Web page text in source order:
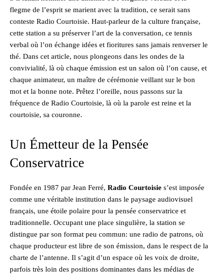
flegme de l’esprit se marient avec la tradition, ce serait sans
conteste Radio Courtoisie. Haut-parleur de la culture française,
cette station a su préserver l’art de la conversation, ce tennis
verbal où l’on échange idées et fioritures sans jamais renverser le
thé. Dans cet article, nous plongeons dans les ondes de la
convivialité, là où chaque émission est un salon où l’on cause, et
chaque animateur, un maître de cérémonie veillant sur le bon
mot et la bonne note. Prêtez l’oreille, nous passons sur la
fréquence de Radio Courtoisie, là où la parole est reine et la
courtoisie, sa couronne.
Un Émetteur de la Pensée
Conservatrice
Fondée en 1987 par Jean Ferré, Radio Courtoisie s’est imposée
comme une véritable institution dans le paysage audiovisuel
français, une étoile polaire pour la pensée conservatrice et
traditionnelle. Occupant une place singulière, la station se
distingue par son format peu commun: une radio de patrons, où
chaque producteur est libre de son émission, dans le respect de la
charte de l’antenne. Il s’agit d’un espace où les voix de droite,
parfois très loin des positions dominantes dans les médias de